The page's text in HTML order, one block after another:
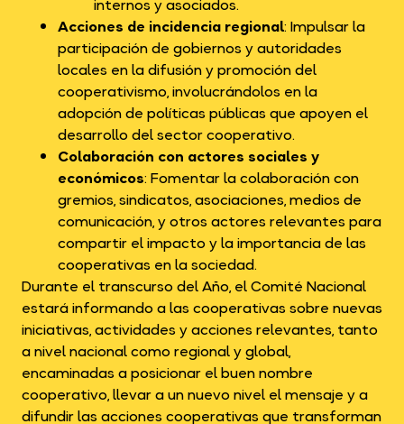
internos y asociados.
Acciones de incidencia regional: Impulsar la
participación de gobiernos y autoridades
locales en la difusión y promoción del
cooperativismo, involucrándolos en la
adopción de políticas públicas que apoyen el
desarrollo del sector cooperativo.
Colaboración con actores sociales y
económicos: Fomentar la colaboración con
gremios, sindicatos, asociaciones, medios de
comunicación, y otros actores relevantes para
compartir el impacto y la importancia de las
cooperativas en la sociedad.
Durante el transcurso del Año, el Comité Nacional
estará informando a las cooperativas sobre nuevas
iniciativas, actividades y acciones relevantes, tanto
a nivel nacional como regional y global,
encaminadas a posicionar el buen nombre
cooperativo, llevar a un nuevo nivel el mensaje y a
difundir las acciones cooperativas que transforman